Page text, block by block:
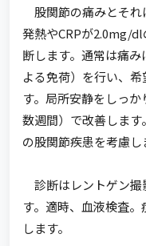
股関節の痛みとそれ
発熱やCRPが2.0mg/
断します。通常は痛
よる免荷）を行い、
す。局所安静をしっ
数週間）で改善しま
の股関節疾患を考慮し
診断はレントゲン撮
す。適時、血液検査
します。